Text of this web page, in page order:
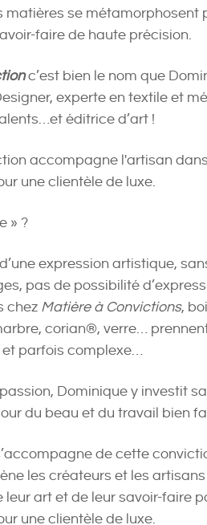
matières se métamorphosent
faire de haute précision.
c’est bien le nom que
experte en textile et
éditrice d’art !
accompagne l'artisan
une clientèle de luxe.
» ?
expression artistique,
pas de possibilité
chez Matière à Convictions,
corian®, verre…
parfois complexe…
Dominique y investit
du beau et du travail bien
de cette
les créateurs et les
art et de leur savoir-faire
une clientèle de luxe.